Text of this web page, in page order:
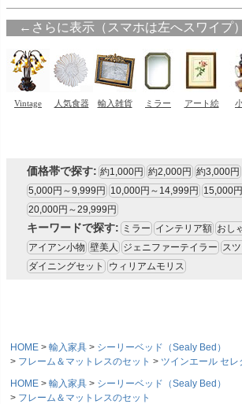
価格帯で探す: 約1,000円 約2,000円 約3,000円
5,000円～9,999円
10,000円～14,999円
15,000
20,000円～29,999円
キーワードで探す: ミラー インテリア額 おし
アイアン小物 壁美人 ジェニファーテイラー ス
ダイニングセット
ウィリアムモリス
HOME 輸入家具
シーリーベッド（Sealy Bed）
フレーム＆マットレスのセット
ツインエール セレ
HOME
輸入家具
シーリーベッド（Sealy Bed）
フレーム＆マットレスのセット